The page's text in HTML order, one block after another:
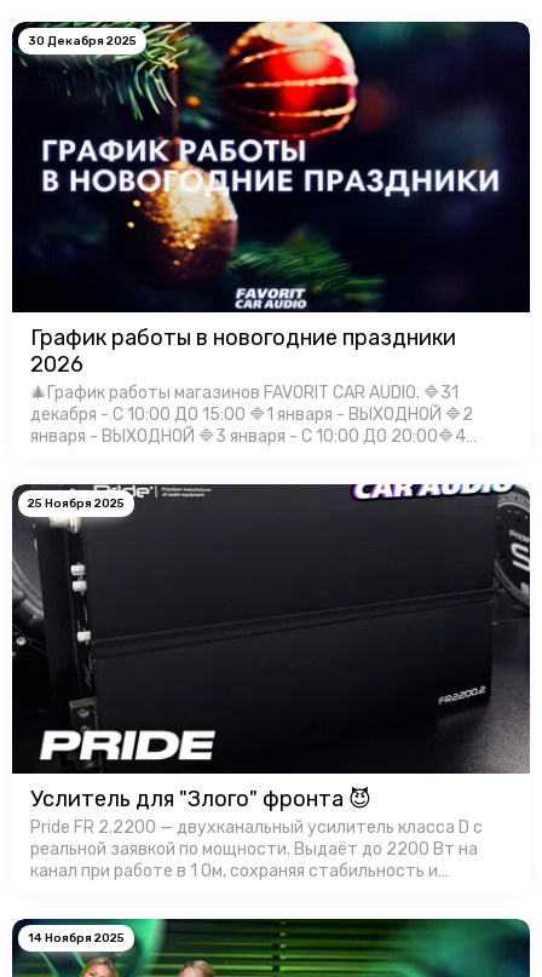
30 Декабря 2025
График работы в новогодние праздники
2026
🎄График работы магазинов FAVORIT CAR AUDIO. 🔷31
декабря - С 10:00 ДО 15:00 🔷1 января - ВЫХОДНОЙ 🔷2
января - ВЫХОДНОЙ 🔷3 января - С 10:00 ДО 20:00🔷4
января - С 10:00 Д…
25 Ноября 2025
Услитель для "Злого" фронта 😈
Pride FR 2.2200 — двухканальный усилитель класса D с
реальной заявкой по мощности. Выдаёт до 2200 Вт на
канал при работе в 1 Ом, сохраняя стабильность и
теплоотвод, а продуманная …
14 Ноября 2025